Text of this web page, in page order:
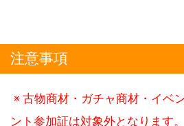
注意事項
※ 古物商材・ガチャ商材・イベ
ント参加証は対象外となります。